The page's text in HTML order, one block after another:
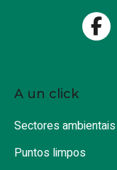
A un click
Sectores ambientais
Puntos limpos